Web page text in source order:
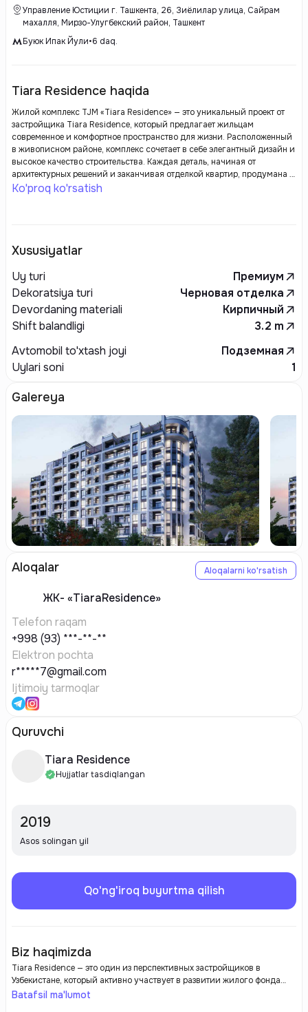
Управление Юстиции г. Ташкента, 26, Зиёлилар улица, Сайрам
махалля, Мирзо-Улугбекский район, Ташкент
Буюк Ипак Йули•6 daq.
Tiara Residence haqida
Жилой комплекс TJM «Tiara Residence» — это уникальный проект от
застройщика Tiara Residence, который предлагает жильцам
современное и комфортное пространство для жизни. Расположенный
в живописном районе, комплекс сочетает в себе элегантный дизайн и
высокое качество строительства. Каждая деталь, начиная от
архитектурных решений и заканчивая отделкой квартир, продумана с
целью создания уюта и функциональности.
Ko'proq ko'rsatish
Xususiyatlar
Uy turi
Премиум
Dekoratsiya turi
Черновая отделка
Devordaning materiali
Кирпичный
Shift balandligi
3.2 m
Avtomobil to'xtash joyi
Подземная
Uylari soni
1
Galereya
Aloqalar Aloqalarni ko'rsatish
ЖК- «TiaraResidence»
Telefon raqam
+998 (93) ***-**-**
Elektron pochta
r*****7@gmail.com
Ijtimoiy tarmoqlar
Quruvchi
Tiara Residence
Hujjatlar tasdiqlangan
2019
Asos solingan yil
Qo'ng'iroq buyurtma qilish
Biz haqimizda
Tiara Residence — это один из перспективных застройщиков в
Узбекистане, который активно участвует в развитии жилого фонда
страны. Компания зарекомендовала себя как надежный партнер в
Batafsil ma'lumot